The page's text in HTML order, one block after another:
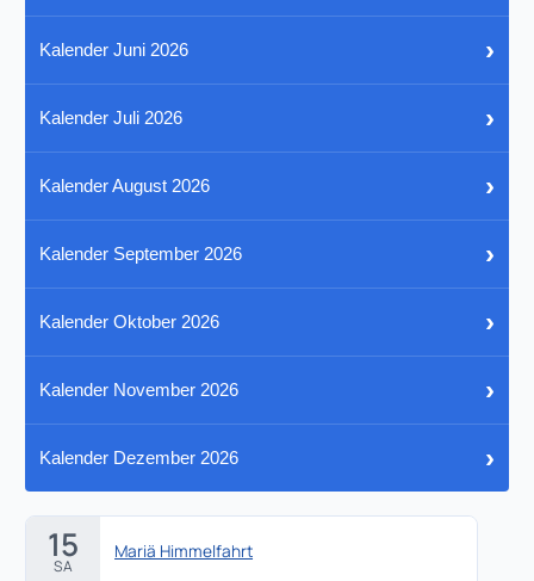
Kalender Juni 2026 ›
Kalender Juli 2026 ›
Kalender August 2026 ›
Kalender September 2026 ›
Kalender Oktober 2026 ›
Kalender November 2026 ›
Kalender Dezember 2026 ›
15
SA
Mariä Himmelfahrt